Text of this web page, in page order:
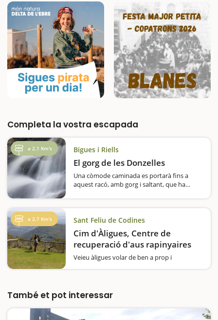
Completa la vostra escapada
a 2,1 Km's Bigues i Riells
El gorg de les Donzelles
Una còmode caminada es portarà fins a
aquest racó, amb gorg i saltant, que ha
derrotats són alguns dels personatges de les
llegendes…
a 2,7 Km's Sant Feliu de Codines
Cim d'Àligues, Centre de
recuperació d'aus rapinyaires
Veieu àligues volar de ben a prop i
àligues? Voleu conèixer de ben a prop com
viuen i com volen aquestes…
També et pot interessar